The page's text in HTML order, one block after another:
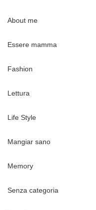
About me
Essere mamma
Fashion
Lettura
Life Style
Mangiar sano
Memory
Senza categoria